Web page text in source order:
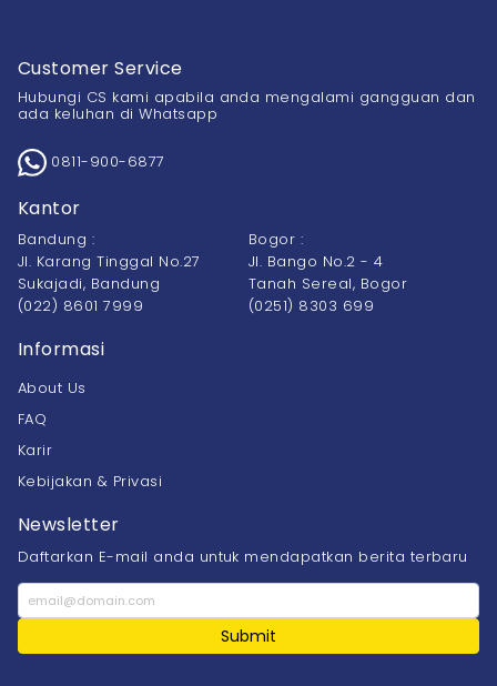
Customer Service
Hubungi CS kami apabila anda mengalami gangguan dan
ada keluhan di Whatsapp
0811-900-6877
Kantor
Bandung :
Jl. Karang Tinggal No.27
Sukajadi, Bandung
(022) 8601 7999
Bogor :
Jl. Bango No.2 - 4
Tanah Sereal, Bogor
(0251) 8303 699
Informasi
About Us
FAQ
Karir
Kebijakan & Privasi
Newsletter
Daftarkan E-mail anda untuk mendapatkan berita terbaru
Submit